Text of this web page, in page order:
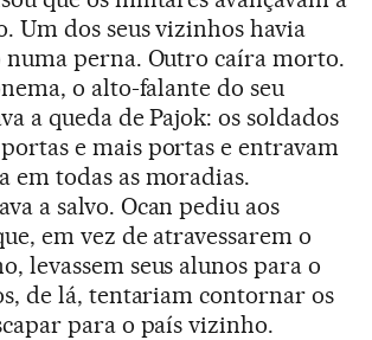
Um dos seus vizinhos havia
numa perna. Outro caíra morto.
o alto-falante do seu
a queda de Pajok: os soldados
e mais portas e entravam
em todas as moradias.
a salvo. Ocan pediu aos
em vez de atravessarem o
levassem seus alunos para o
de lá, tentariam contornar os
para o país vizinho.